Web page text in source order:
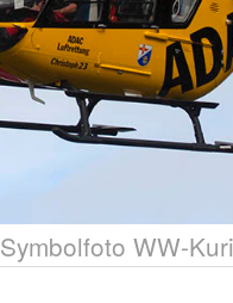
Symbolfoto WW-